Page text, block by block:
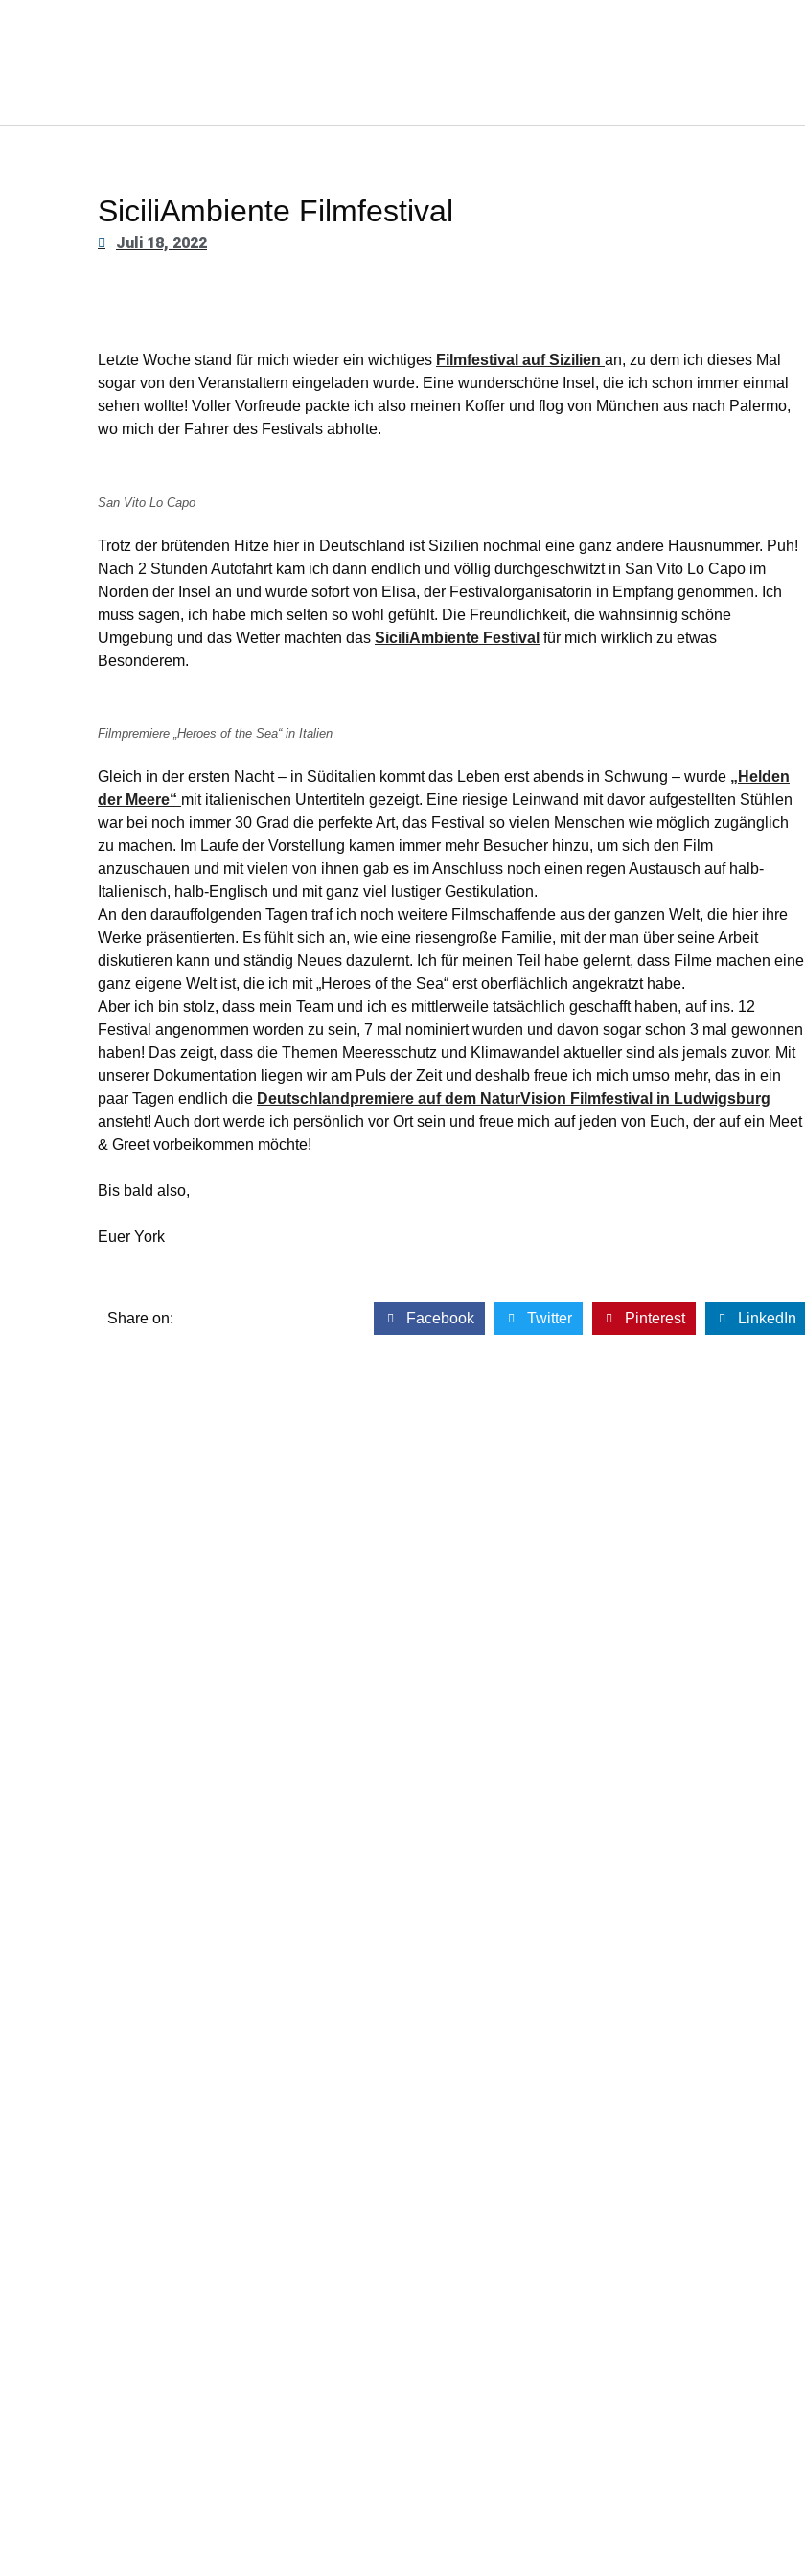
SiciliAmbiente Filmfestival
Juli 18, 2022
Letzte Woche stand für mich wieder ein wichtiges Filmfestival auf Sizilien an, zu dem ich dieses Mal
sogar von den Veranstaltern eingeladen wurde. Eine wunderschöne Insel, die ich schon immer einmal
sehen wollte! Voller Vorfreude packte ich also meinen Koffer und flog von München aus nach Palermo,
wo mich der Fahrer des Festivals abholte.
San Vito Lo Capo
Trotz der brütenden Hitze hier in Deutschland ist Sizilien nochmal eine ganz andere Hausnummer. Puh!
Nach 2 Stunden Autofahrt kam ich dann endlich und völlig durchgeschwitzt in San Vito Lo Capo im
Norden der Insel an und wurde sofort von Elisa, der Festivalorganisatorin in Empfang genommen. Ich
muss sagen, ich habe mich selten so wohl gefühlt. Die Freundlichkeit, die wahnsinnig schöne
Umgebung und das Wetter machten das SiciliAmbiente Festival für mich wirklich zu etwas
Besonderem.
Filmpremiere „Heroes of the Sea“ in Italien
Gleich in der ersten Nacht – in Süditalien kommt das Leben erst abends in Schwung – wurde „Helden
der Meere“ mit italienischen Untertiteln gezeigt. Eine riesige Leinwand mit davor aufgestellten Stühlen
war bei noch immer 30 Grad die perfekte Art, das Festival so vielen Menschen wie möglich zugänglich
zu machen. Im Laufe der Vorstellung kamen immer mehr Besucher hinzu, um sich den Film
anzuschauen und mit vielen von ihnen gab es im Anschluss noch einen regen Austausch auf halb-
Italienisch, halb-Englisch und mit ganz viel lustiger Gestikulation.
An den darauffolgenden Tagen traf ich noch weitere Filmschaffende aus der ganzen Welt, die hier ihre
Werke präsentierten. Es fühlt sich an, wie eine riesengroße Familie, mit der man über seine Arbeit
diskutieren kann und ständig Neues dazulernt. Ich für meinen Teil habe gelernt, dass Filme machen eine
ganz eigene Welt ist, die ich mit „Heroes of the Sea“ erst oberflächlich angekratzt habe.
Aber ich bin stolz, dass mein Team und ich es mittlerweile tatsächlich geschafft haben, auf ins. 12
Festival angenommen worden zu sein, 7 mal nominiert wurden und davon sogar schon 3 mal gewonnen
haben! Das zeigt, dass die Themen Meeresschutz und Klimawandel aktueller sind als jemals zuvor. Mit
unserer Dokumentation liegen wir am Puls der Zeit und deshalb freue ich mich umso mehr, das in ein
paar Tagen endlich die Deutschlandpremiere auf dem NaturVision Filmfestival in Ludwigsburg
ansteht! Auch dort werde ich persönlich vor Ort sein und freue mich auf jeden von Euch, der auf ein Meet
& Greet vorbeikommen möchte!
Bis bald also,
Euer York
Share on: Facebook Twitter Pinterest LinkedIn